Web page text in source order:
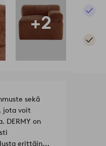
+2
sekä
jota voit
DERMY on
erittäin